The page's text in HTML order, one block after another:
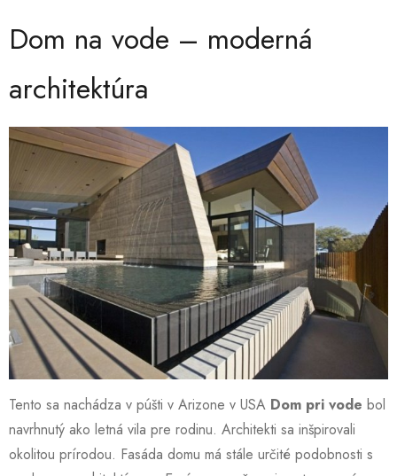
Dom na vode – moderná
architektúra
Tento sa nachádza v púšti v Arizone v USA Dom pri vode bol
navrhnutý ako letná vila pre rodinu. Architekti sa inšpirovali
okolitou prírodou. Fasáda domu má stále určité podobnosti s